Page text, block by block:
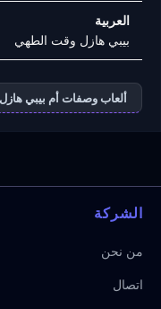
العربية
بيبي هازل وقت الطهي
ألعاب وصفات أم بيبي هازل
الشركة
من نحن
اتصال